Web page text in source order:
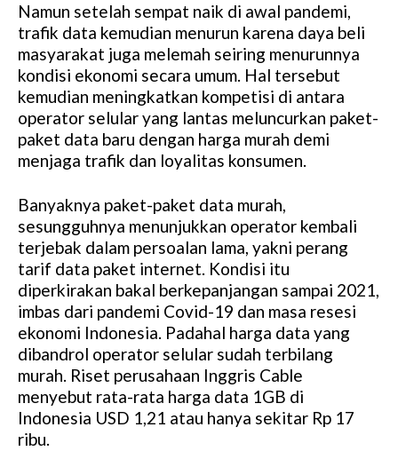
Namun setelah sempat naik di awal pandemi,
trafik data kemudian menurun karena daya beli
masyarakat juga melemah seiring menurunnya
kondisi ekonomi secara umum. Hal tersebut
kemudian meningkatkan kompetisi di antara
operator selular yang lantas meluncurkan paket-
paket data baru dengan harga murah demi
menjaga trafik dan loyalitas konsumen.
Banyaknya paket-paket data murah,
sesungguhnya menunjukkan operator kembali
terjebak dalam persoalan lama, yakni perang
tarif data paket internet. Kondisi itu
diperkirakan bakal berkepanjangan sampai 2021,
imbas dari pandemi Covid-19 dan masa resesi
ekonomi Indonesia. Padahal harga data yang
dibandrol operator selular sudah terbilang
murah. Riset perusahaan Inggris Cable
menyebut rata-rata harga data 1GB di
Indonesia USD 1,21 atau hanya sekitar Rp 17
ribu.